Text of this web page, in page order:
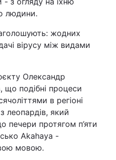
людини.
жодних
вірусу між видами
Олександр
що подібні процеси
в регіоні
леопардів, який
печери протягом п’яти
Akahaya -
мовою.